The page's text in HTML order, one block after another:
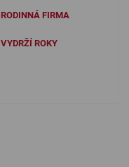
RODINNÁ FIRMA
VYDRŽÍ ROKY